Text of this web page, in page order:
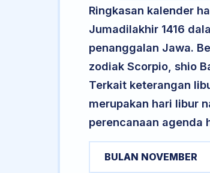
Ringkasan kalender
Jumadilakhir 1416
penanggalan Jawa.
zodiak Scorpio, shio
Terkait keterangan
merupakan hari libur
perencanaan agenda
BULAN NOVEMBER